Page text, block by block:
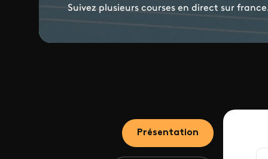
Suivez plusieurs courses en direct sur
Présentation